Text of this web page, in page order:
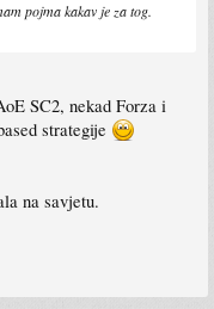
pojma kakav je za tog.
SC2, nekad Forza i
strategije
na savjetu.